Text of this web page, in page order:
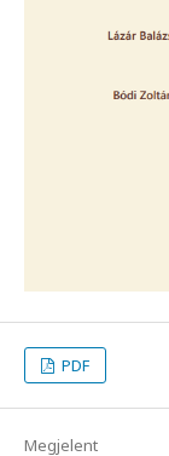
PDF
Megjelent